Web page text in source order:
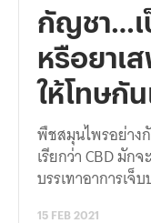
กัญชา…เ
หรือยาเ
ให้โทษกั
พืชสมุนไพรอย่าง
เรียกว่า CBD มัก
บรรเทาอาการเจ็บ
15 FEB 2021